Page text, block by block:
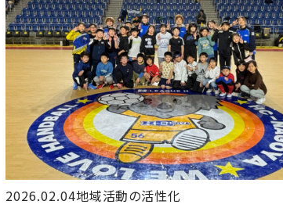
2026.02.04地域活動の活性化